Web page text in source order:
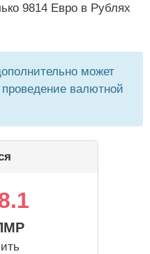
9814 Евро в Рублях
может
валютной